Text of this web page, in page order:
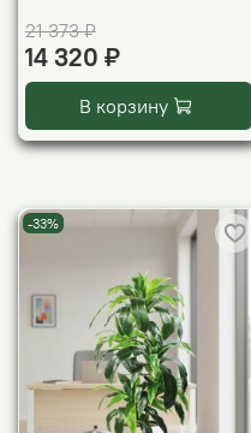
21 373 ₽
14 320 ₽
В корзину
-33%